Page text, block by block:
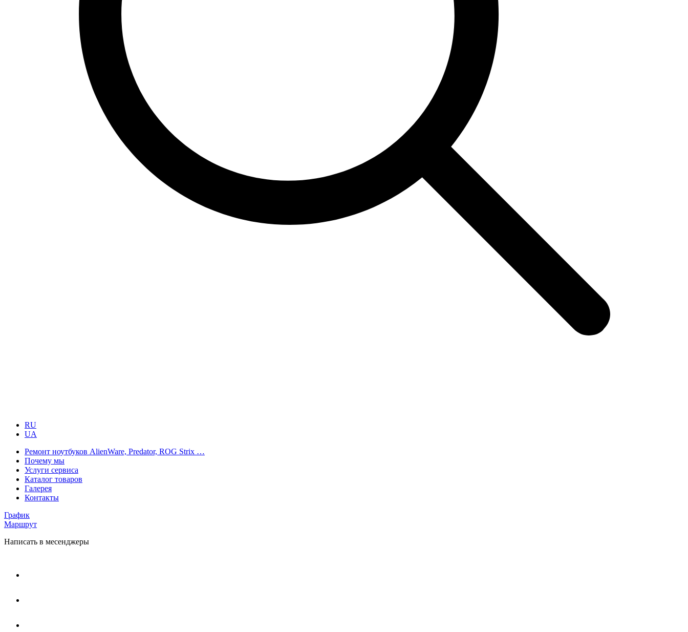
RU
UA
Ремонт ноутбуков AlienWare, Predator, ROG Strix …
Почему мы
Услуги сервиса
Каталог товаров
Галерея
Контакты
График
Маршрут
Написать в месенджеры